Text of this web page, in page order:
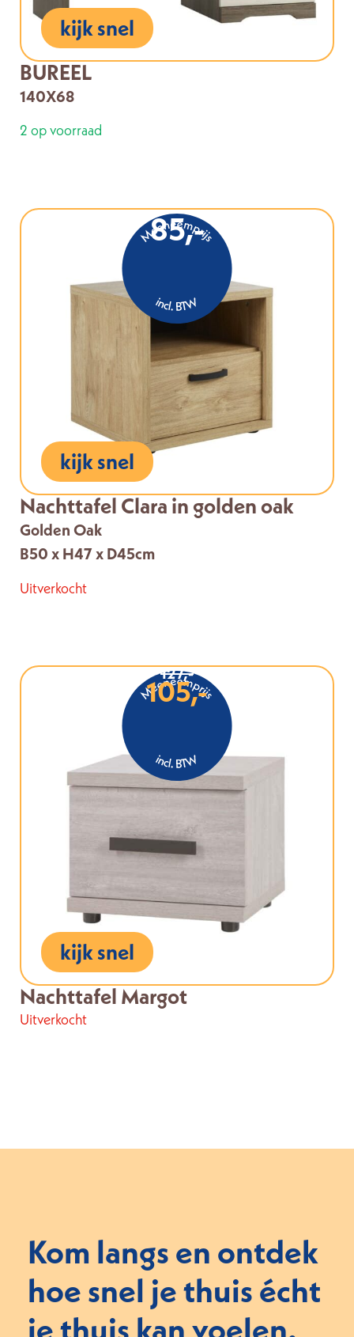
kijk snel
BUREEL
140X68
2 op voorraad
85,-
kijk snel
Nachttafel Clara in golden oak
Golden Oak
B50 x H47 x D45cm
Uitverkocht
127,-
105,-
kijk snel
Nachttafel Margot
Uitverkocht
Kom langs en ontdek
hoe snel je thuis écht